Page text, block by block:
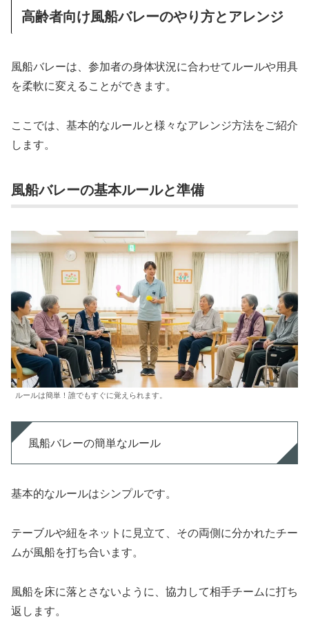
高齢者向け風船バレーのやり方とアレンジ
風船バレーは、参加者の身体状況に合わせてルールや用具
を柔軟に変えることができます。
ここでは、基本的なルールと様々なアレンジ方法をご紹介
します。
風船バレーの基本ルールと準備
ルールは簡単！誰でもすぐに覚えられます。
風船バレーの簡単なルール
基本的なルールはシンプルです。
テーブルや紐をネットに見立て、その両側に分かれたチー
ムが風船を打ち合います。
風船を床に落とさないように、協力して相手チームに打ち
返します。